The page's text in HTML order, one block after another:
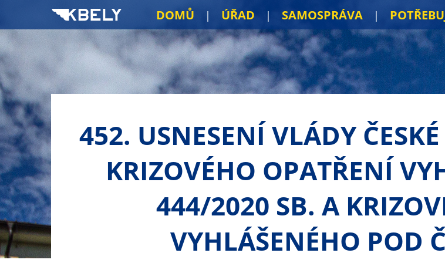
DOMŮ ÚŘAD SAMOSPRÁVA
452. USNESENÍ VLÁDY
KRIZOVÉHO OPATŘENÍ
444/2020 SB. A
VYHLÁŠENÉHO POD